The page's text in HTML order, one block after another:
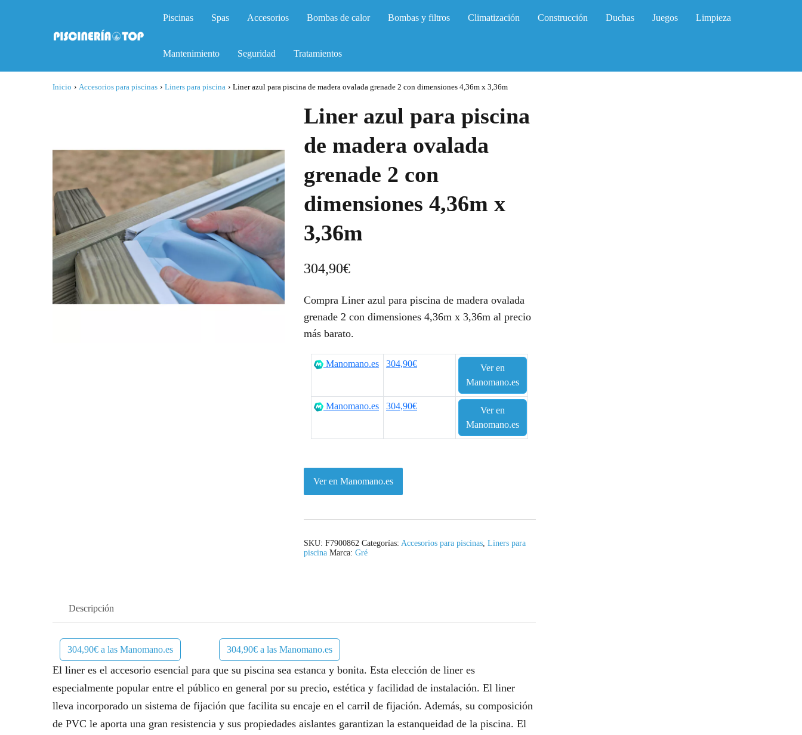
Piscinas Spas Accesorios Bombas de calor Bombas y filtros Climatización Construcción Duchas Juegos Limpieza
Mantenimiento Seguridad Tratamientos
Inicio › Accesorios para piscinas › Liners para piscina › Liner azul para piscina de madera ovalada grenade 2 con dimensiones 4,36m x 3,36m
Liner azul para piscina
de madera ovalada
grenade 2 con
dimensiones 4,36m x
3,36m
304,90€
Compra Liner azul para piscina de madera ovalada
grenade 2 con dimensiones 4,36m x 3,36m al precio
más barato.
Manomano.es 304,90€
Ver en
Manomano.es
Manomano.es 304,90€
Ver en
Manomano.es
Ver en Manomano.es
SKU: F7900862 Categorías: Accesorios para piscinas, Liners para
piscina Marca: Gré
Descripción
304,90€ a las Manomano.es 304,90€ a las Manomano.es
El liner es el accesorio esencial para que su piscina sea estanca y bonita. Esta elección de liner es
especialmente popular entre el público en general por su precio, estética y facilidad de instalación. El liner
lleva incorporado un sistema de fijación que facilita su encaje en el carril de fijación. Además, su composición
de PVC le aporta una gran resistencia y sus propiedades aislantes garantizan la estanqueidad de la piscina. El